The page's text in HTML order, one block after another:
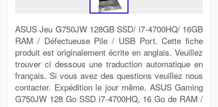
ASUS Jeu G750JW 128GB SSD/ i7-4700HQ/ 16GB
RAM / Défectueuse Pile / USB Port. Cette fiche
produit est originalement écrite en anglais. Veuillez
trouver ci dessous une traduction automatique en
français. Si vous avez des questions veuillez nous
contacter. Expédition le jour même. ASUS Gaming
G750JW 128 Go SSD i7-4700HQ, 16 Go de RAM /